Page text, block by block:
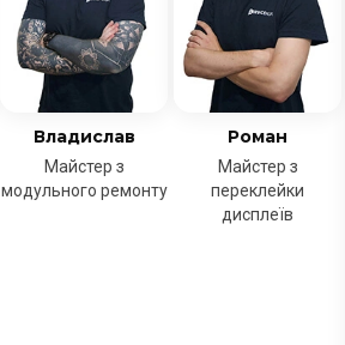
Владислав
Майстер з
модульного ремонту
Роман
Майстер з
переклейки
дисплеїв